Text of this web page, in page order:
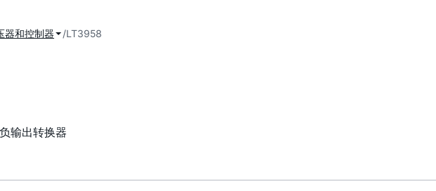
器和控制器 LT3958
输出转换器